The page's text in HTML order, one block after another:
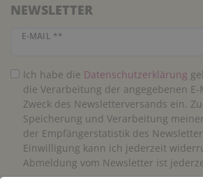
NEWSLETTER
E-MAIL **
Newsletter Honig
Ich habe die Daten­schutz­erklärung
die Verarbeitung der angegebenen
Zweck des Newsletterversands ein.
Speicherung und Verarbeitung
der Empfängerstatistik des
Einwilligung kann ich jederzeit
Abmeldung vom Newsletter ist